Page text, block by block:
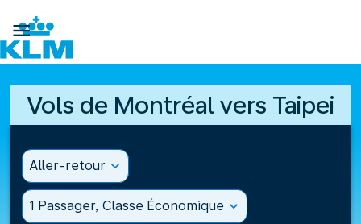

Vols de Montréal vers Taipei
Aller-retour expand_more
1 Passager, Classe Économique expand_more